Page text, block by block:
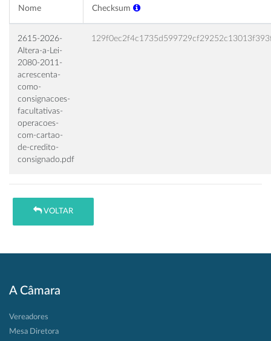
Nome Checksum
2615-2026-
Altera-a-Lei-
2080-2011-
acrescenta-
como-
consignacoes-
facultativas-
operacoes-
com-cartao-
de-credito-
consignado.pdf
VOLTAR
A Câmara
Vereadores
Mesa Diretora